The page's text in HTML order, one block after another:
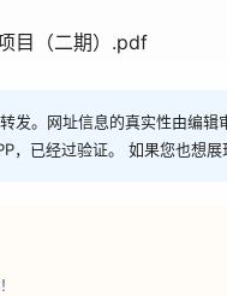
目（二期）.pdf
发。网址信息的真实性由编
，已经过验证。 如果您也想